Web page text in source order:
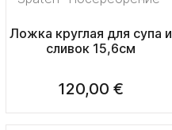
Ложка круглая для супа и
сливок 15,6см
120,00 €